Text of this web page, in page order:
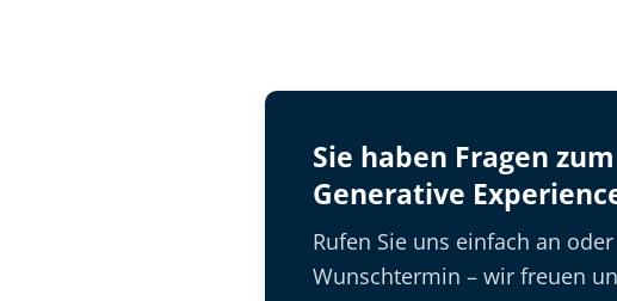
Sie haben Fragen
Generative
Rufen Sie uns einfach an
Wunschtermin – wir freuen